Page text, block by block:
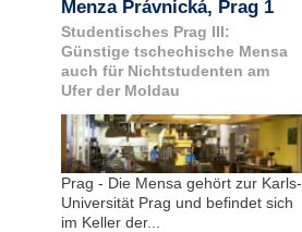
Menza Právnická, Prag 1
Studentisches Prag III:
Günstige tschechische Mensa
auch für Nichtstudenten am
Ufer der Moldau
Prag - Die Mensa gehört zur Karls-
Universität Prag und befindet sich
im Keller der...